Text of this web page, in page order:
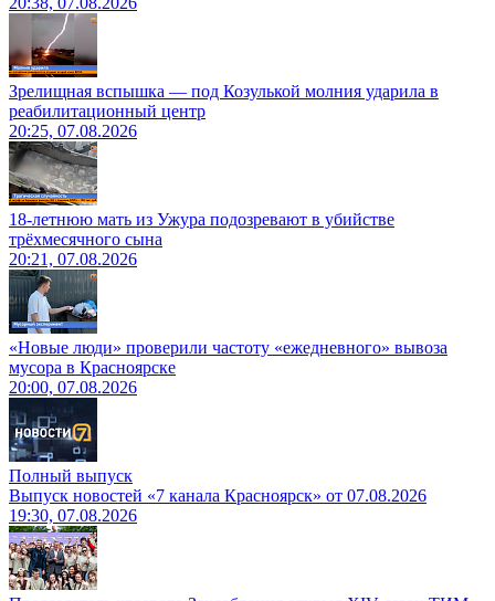
Зрелищная вспышка — под Козулькой молния ударила в
реабилитационный центр
20:25, 07.08.2026
18-летнюю мать из Ужура подозревают в убийстве
трёхмесячного сына
20:21, 07.08.2026
«Новые люди» проверили частоту «ежедневного» вывоза
мусора в Красноярске
20:00, 07.08.2026
Полный выпуск
Выпуск новостей «7 канала Красноярск» от 07.08.2026
19:30, 07.08.2026